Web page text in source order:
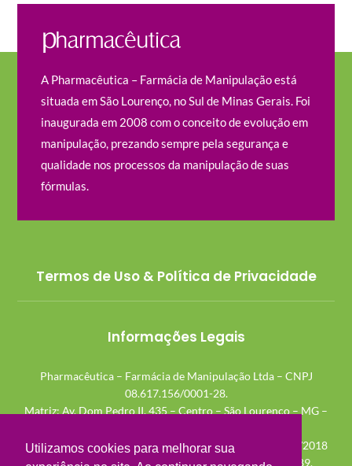
Utilizamos cookies para melhorar sua
A Pharmacêutica – Farmácia de Manipulação está
situada em São Lourenço, no Sul de Minas Gerais. Foi
inaugurada em 2008 com o conceito de evolução em
manipulação, prezando sempre pela segurança e
qualidade nos processos da manipulação de suas
fórmulas.
Termos de Uso & Política de Privacidade
Informações Legais
Pharmacêutica – Farmácia de Manipulação Ltda – CNPJ
08.617.156/0001-28.
Matriz: Av. Dom Pedro II, 435 – Centro – São Lourenço – MG –
AE: 1.12.020-8 | AFE: 7.26.361-8 | Licença Sanitária: 624/2018
Mapa: MG 000743-9 | Certidão de Regularidade: 25389.